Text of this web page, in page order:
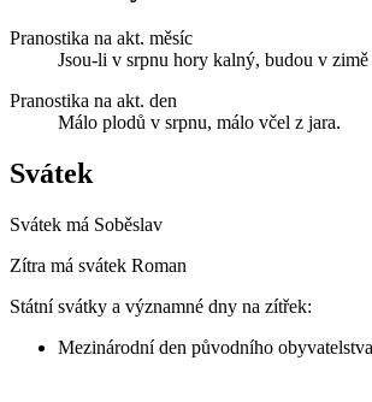
Pranostika na akt. měsíc
Jsou-li v srpnu hory kalný, budou v
Pranostika na akt. den
Málo plodů v srpnu, málo včel z jara.
Svátek
Svátek má Soběslav
Zítra má svátek Roman
Státní svátky a významné dny na zítřek:
Mezinárodní den původního obyvatelstva